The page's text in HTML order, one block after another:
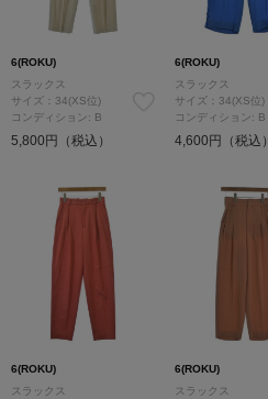
6(ROKU)
スラックス
サイズ：34(XS位)
コンディション: B
5,800円（税込）
6(ROKU)
スラックス
サイズ：34(XS位)
コンディション: B
4,600円（税込）
6(ROKU)
スラックス
6(ROKU)
スラックス